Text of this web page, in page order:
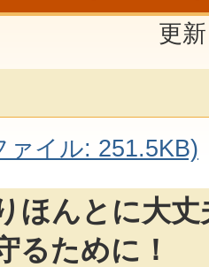
更
ァイル: 251.5KB)
ほんとに大
るために！